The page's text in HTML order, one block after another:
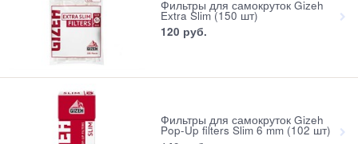
Фильтры для самокруток Gizeh
Extra Slim (150 шт)
120 руб.
Фильтры для самокруток Gizeh
Pop-Up filters Slim 6 mm (102 шт)